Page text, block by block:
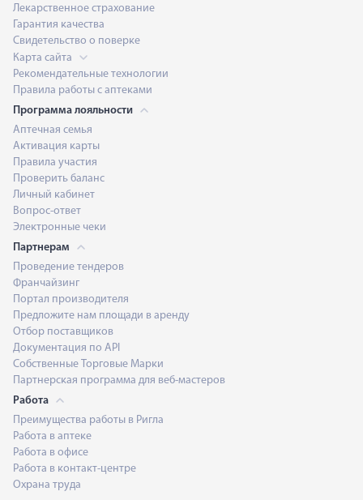
Лекарственное страхование
Гарантия качества
Свидетельство о поверке
Карта сайта
Рекомендательные технологии
Правила работы с аптеками
Программа лояльности
Аптечная семья
Активация карты
Правила участия
Проверить баланс
Личный кабинет
Вопрос-ответ
Электронные чеки
Партнерам
Проведение тендеров
Франчайзинг
Портал производителя
Предложите нам площади в аренду
Отбор поставщиков
Документация по API
Собственные Торговые Марки
Партнерская программа для веб-мастеров
Работа
Преимущества работы в Ригла
Работа в аптеке
Работа в офисе
Работа в контакт-центре
Охрана труда